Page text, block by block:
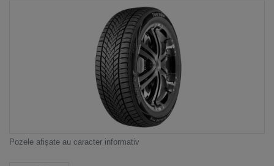
Pozele afișate au caracter informativ